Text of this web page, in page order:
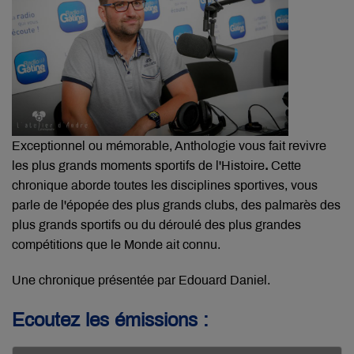
Exceptionnel ou mémorable, Anthologie vous fait revivre
les plus grands moments sportifs de l'Histoire. Cette
chronique aborde toutes les disciplines sportives, vous
parle de l'épopée des plus grands clubs, des palmarès des
plus grands sportifs ou du déroulé des plus grandes
compétitions que le Monde ait connu.
Une chronique présentée par Edouard Daniel.
Ecoutez les émissions :